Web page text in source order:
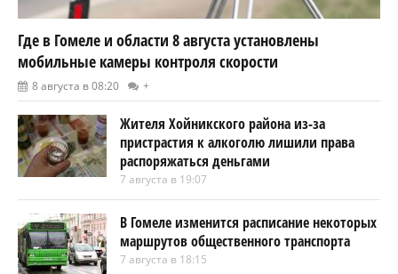
Где в Гомеле и области 8 августа установлены
мобильные камеры контроля скорости
8 августа в 08:20 +
Жителя Хойникского района из-за
пристрастия к алкоголю лишили права
распоряжаться деньгами
7 августа в 19:07
В Гомеле изменится расписание некоторых
маршрутов общественного транспорта
7 августа в 18:15